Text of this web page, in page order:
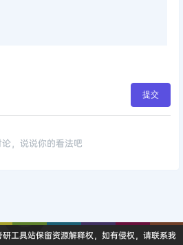
提交
，说说你的看法吧
研工具站保留资源解释权，如有侵权，请联系我